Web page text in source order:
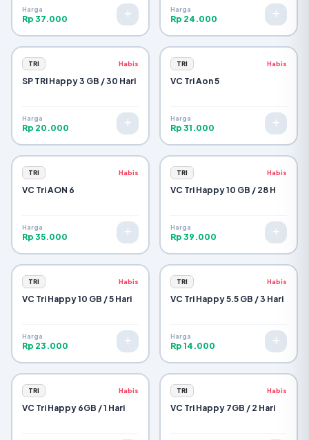
Harga
Rp 37.000
Harga
Rp 24.000
TRI Habis
SP TRI Happy 3 GB / 30 Hari
Harga
Rp 20.000
TRI Habis
VC Tri Aon 5
Harga
Rp 31.000
TRI Habis
VC Tri AON 6
Harga
Rp 35.000
TRI Habis
VC Tri Happy 10 GB / 28 H
Harga
Rp 39.000
TRI Habis
VC Tri Happy 10 GB / 5 Hari
Harga
Rp 23.000
TRI Habis
VC Tri Happy 5.5 GB / 3 Hari
Harga
Rp 14.000
TRI Habis
VC Tri Happy 6GB / 1 Hari
TRI Habis
VC Tri Happy 7GB / 2 Hari